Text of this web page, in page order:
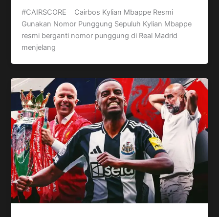
#CAIRSCORE Cairbos Kylian Mbappe Resmi
Gunakan Nomor Punggung Sepuluh Kylian Mbappe
resmi berganti nomor punggung di Real Madrid
menjelang